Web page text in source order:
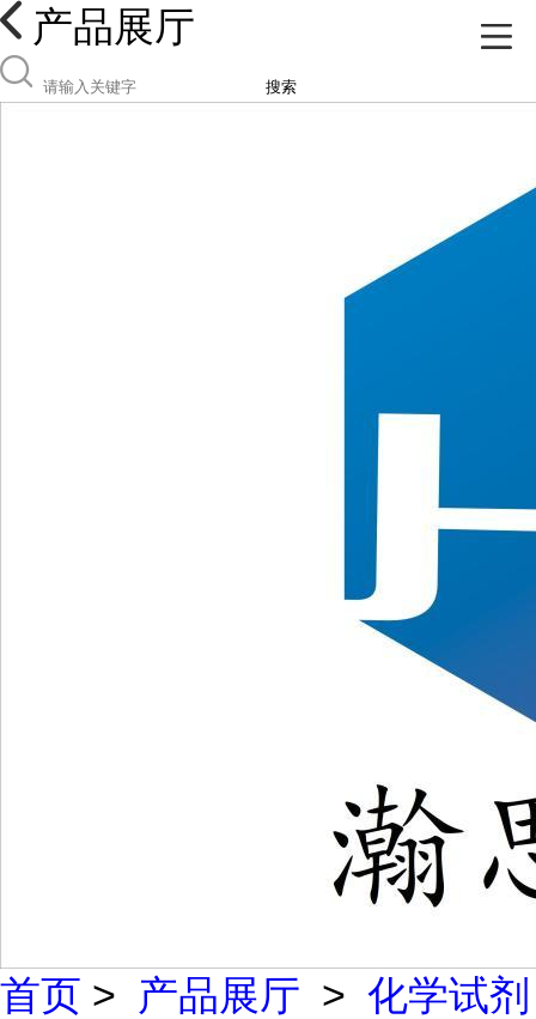
产品展厅
搜索
首页 > 产品展厅 > 化学试剂